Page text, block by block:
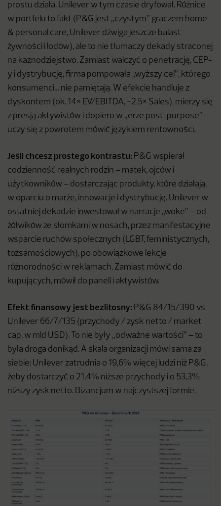
prostu działa. Unilever w tym czasie dryfował. Różnice
w portfelu to fakt (P&G jest „czystym” graczem home
& personal care, Unilever dźwiga jeszcze balast
żywności i lodów), ale to nie tłumaczy dekady straconej
na kaznodziejstwo. Zamiast walczyć o penetrację, CEP-
y i dystrybucję, firma pompowała „wyższy cel”, którego
konsumenci… nie pamiętają. W efekcie handluje z
dyskontem (ok. 14× EV/EBITDA, ~2,5× Sales), mierzy się
z presją aktywistów i dopiero w „erze post-purpose”
uczy się z powrotem mówić językiem rentowności.
Jeśli chcesz prostego kontrastu: P&G wspierał
codzienność realnych rodzin – matek, ojców i
użytkowników – dostarczając produkty, które działają,
w oparciu o marże, innowacje i dystrybucję. Unilever w
ostatniej dekadzie inwestował w narracje „woke” – od
żółwików ze słomkami w nosach, przez manifestacyjne
wsparcie ruchów społecznych (LGBT, feministycznych,
tożsamościowych), po obowiązkowe lekcje
różnorodności w reklamach. Zamiast mówić do
kupujących, mówił do paneli i aktywistów.
Efekt finansowy jest bezlitosny: P&G 84/15/390 vs
Unilever 66/7/135 (przychody / zysk netto / market
cap, w mld USD). To nie były „odważne wartości” – to
była droga donikąd. A skala organizacji mówi sama za
siebie: Unilever zatrudnia o 19,6% więcej ludzi niż P&G,
żeby dostarczyć o 21,4% niższe przychody i o 53,3%
niższy zysk netto. Bizancjum w najczystszej formie.